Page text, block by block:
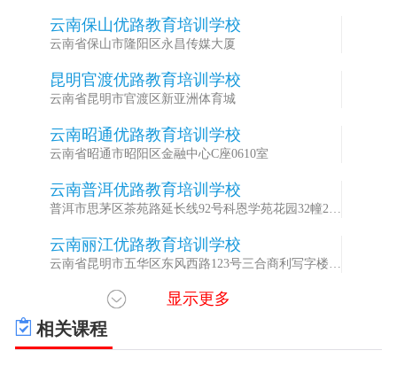
云南保山优路教育培训学校
云南省保山市隆阳区永昌传媒大厦
昆明官渡优路教育培训学校
云南省昆明市官渡区新亚洲体育城
云南昭通优路教育培训学校
云南省昭通市昭阳区金融中心C座0610室
云南普洱优路教育培训学校
普洱市思茅区茶苑路延长线92号科恩学苑花园32幢216
云南丽江优路教育培训学校
云南省昆明市五华区东风西路123号三合商利写字楼14
云南文山州优路教育培训学校
云南省大理白族自治州大理市下关镇南涧路53号腾瑞·
幸福里1栋18-13号
云南大理优路教育培训学校
显示更多
相关课程